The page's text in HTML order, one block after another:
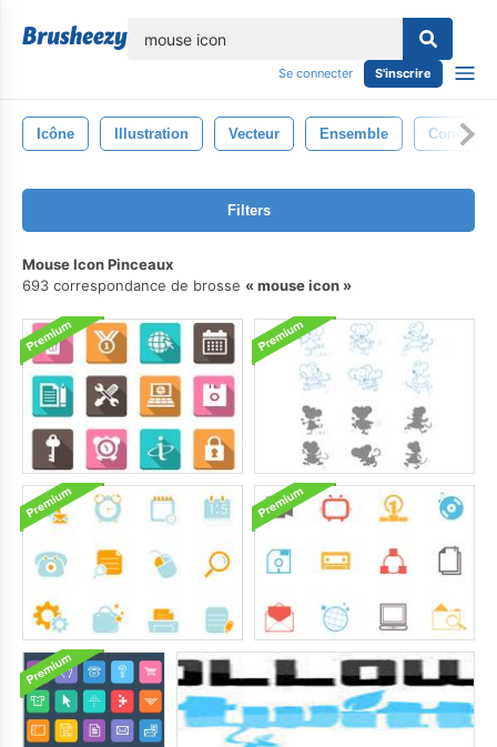
Se connecter S'inscrire
Icône Illustration Vecteur Ensemble
Filters
Mouse Icon Pinceaux
693 correspondance de brosse
mouse icon